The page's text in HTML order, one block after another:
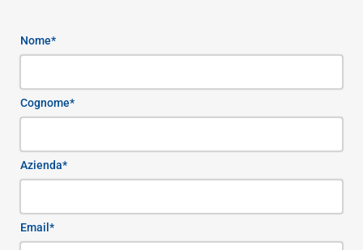
Nome*
Cognome*
Azienda*
Email*